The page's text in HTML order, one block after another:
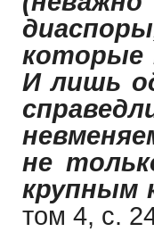
которые
И лишь
не
крупным
том 4, с.